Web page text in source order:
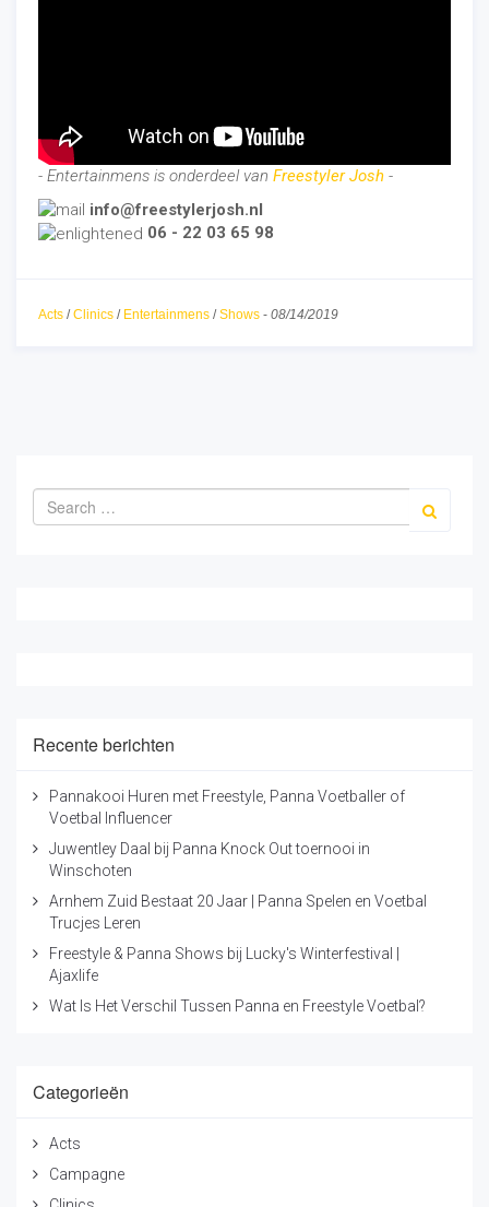
- Entertainmens is onderdeel van Freestyler Josh -
info@freestylerjosh.nl
06 - 22 03 65 98
Acts /Clinics / Entertainmens /Shows - 08/14/2019
Recente berichten
Pannakooi Huren met Freestyle, Panna Voetballer of
Voetbal Influencer
Juwentley Daal bij Panna Knock Out toernooi in
Winschoten
Arnhem Zuid Bestaat 20 Jaar | Panna Spelen en Voetbal
Trucjes Leren
Freestyle & Panna Shows bij Lucky's Winterfestival |
Ajaxlife
Wat Is Het Verschil Tussen Panna en Freestyle Voetbal?
Categorieën
Acts
Campagne